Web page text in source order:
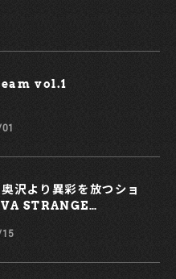
膝を打ってしまうほど。注
ラインストアでも同時発売
ーツ、ぜひとも手にとって確
RHC ￥14,300 発売日：5
売 取り扱い：RHC Ron
ロンハーマン（0120-008-
vol.1￼
奥沢より異彩を放つショ
STRANGE